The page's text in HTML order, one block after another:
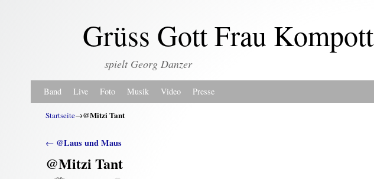
Grüss Gott Frau Kompott
spielt Georg Danzer
Band Live Foto Musik Video Presse
Startseite→@Mitzi Tant
Artikelnavigation
← @Laus und Maus
@Mitzi Tant